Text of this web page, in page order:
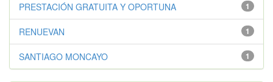
1
PRESTACIÓN GRATUITA Y OPORTUNA
1
RENUEVAN
1
SANTIAGO MONCAYO